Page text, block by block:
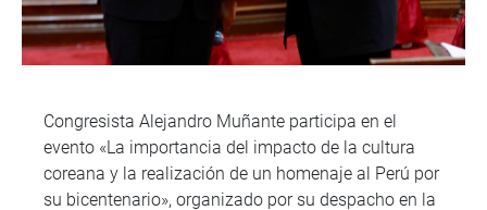
Congresista Alejandro Muñante participa en el
evento «La importancia del impacto de la cultura
coreana y la realización de un homenaje al Perú por
su bicentenario», organizado por su despacho en la